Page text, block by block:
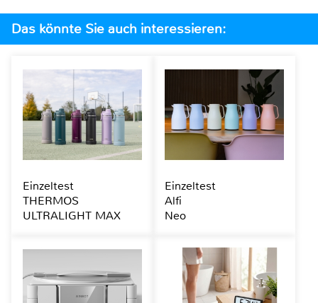
Das könnte Sie auch interessieren:
Einzeltest
THERMOS
ULTRALIGHT MAX
Einzeltest
Alfi
Neo